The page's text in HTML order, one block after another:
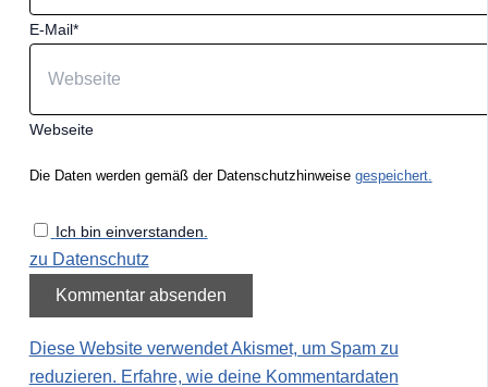
E-Mail*
Webseite
Die Daten werden gemäß der Datenschutzhinweise gespeichert.
Ich bin einverstanden.
zu Datenschutz
Diese Website verwendet Akismet, um Spam zu
reduzieren. Erfahre, wie deine Kommentardaten